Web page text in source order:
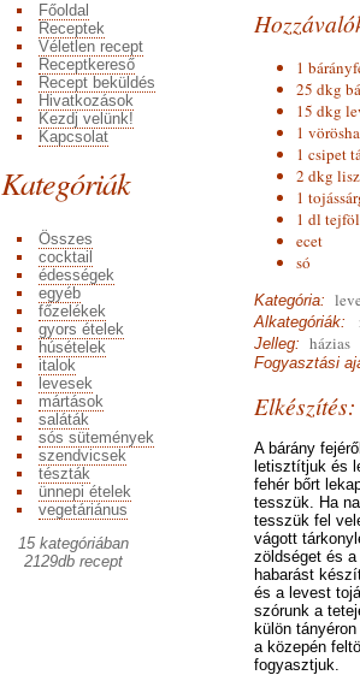
Főoldal
Receptek
Véletlen recept
Receptkereső
Recept beküldés
Hivatkozások
Kezdj velünk!
Kapcsolat
Kategóriák
Összes
cocktail
édességek
egyéb
főzelékek
gyors ételek
húsételek
italok
levesek
mártások
saláták
sós sütemények
szendvicsek
tészták
ünnepi ételek
vegetáriánus
15 kategóriában
2129db recept
1
25 dkg
15 dkg
1
1 csipet
2 dkg
1
1 dl tejföl
ecet
só
Kategória:
Alkategóriák:
Jelleg: házias
Fogyasztási
Elkészítés:
A bárány
letisztítjuk és
fehér bőrt
tesszük. Ha
tesszük fel
vágott
zöldséget és
habarást
és a levest
szórunk a
külön
a közepén
fogyasztjuk.